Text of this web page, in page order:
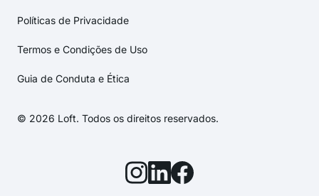
Políticas de Privacidade
Termos e Condições de Uso
Guia de Conduta e Ética
© 2026 Loft. Todos os direitos reservados.